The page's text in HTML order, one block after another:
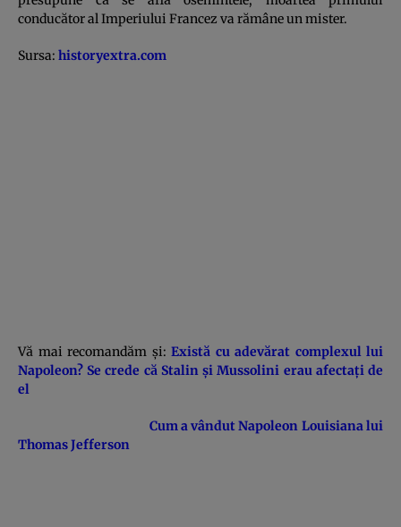
conducător al Imperiului Francez va rămâne un mister.
Sursa: historyextra.com
Vă mai recomandăm şi: Există cu adevărat complexul lui
Napoleon? Se crede că Stalin şi Mussolini erau afectaţi de
el
Cum a vândut Napoleon Louisiana lui
Thomas Jefferson